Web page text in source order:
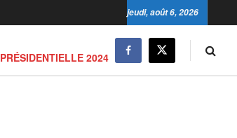
jeudi, août 6, 2026
PRÉSIDENTIELLE 2024